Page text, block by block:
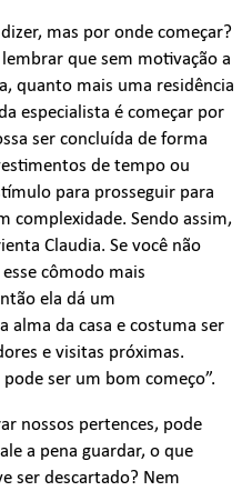
mas por onde começar?
que sem motivação a
quanto mais uma residência
especialista é começar por
ser concluída de forma
de tempo ou
para prosseguir para
complexidade. Sendo assim,
Claudia. Se você não
cômodo mais
ela dá um
alma da casa e costuma ser
e visitas próximas.
ser um bom começo”.
nossos pertences, pode
a pena guardar, o que
ser descartado? Nem